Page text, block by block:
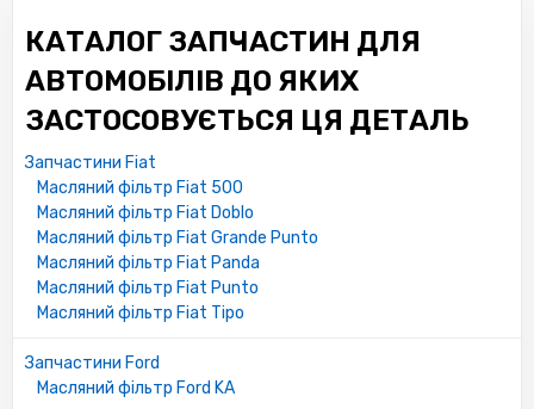
КАТАЛОГ ЗАПЧАСТИН ДЛЯ
АВТОМОБІЛІВ ДО ЯКИХ
ЗАСТОСОВУЄТЬСЯ ЦЯ ДЕТАЛЬ
Запчастини Fiat
Масляний фільтр Fiat 500
Масляний фільтр Fiat Doblo
Масляний фільтр Fiat Grande Punto
Масляний фільтр Fiat Panda
Масляний фільтр Fiat Punto
Масляний фільтр Fiat Tipo
Запчастини Ford
Масляний фільтр Ford KA